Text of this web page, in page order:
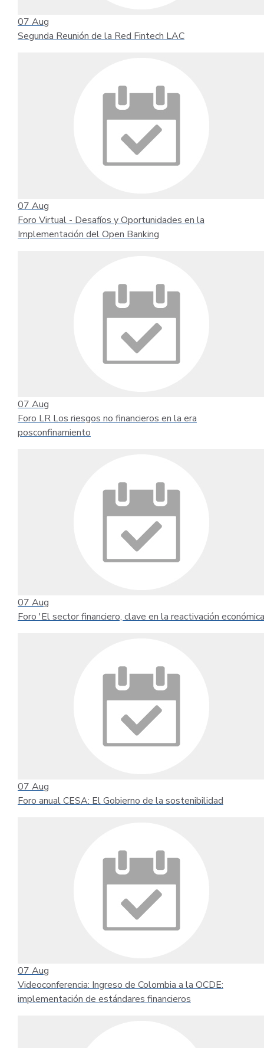
07 Aug
Segunda Reunión de la Red Fintech LAC
07 Aug
Foro Virtual - Desafíos y Oportunidades en la
Implementación del Open Banking
07 Aug
Foro LR Los riesgos no financieros en la era
posconfinamiento
07 Aug
Foro 'El sector financiero, clave en la reactivación
07 Aug
Foro anual CESA: El Gobierno de la sostenibilidad
07 Aug
Videoconferencia: Ingreso de Colombia a la OCDE:
implementación de estándares financieros